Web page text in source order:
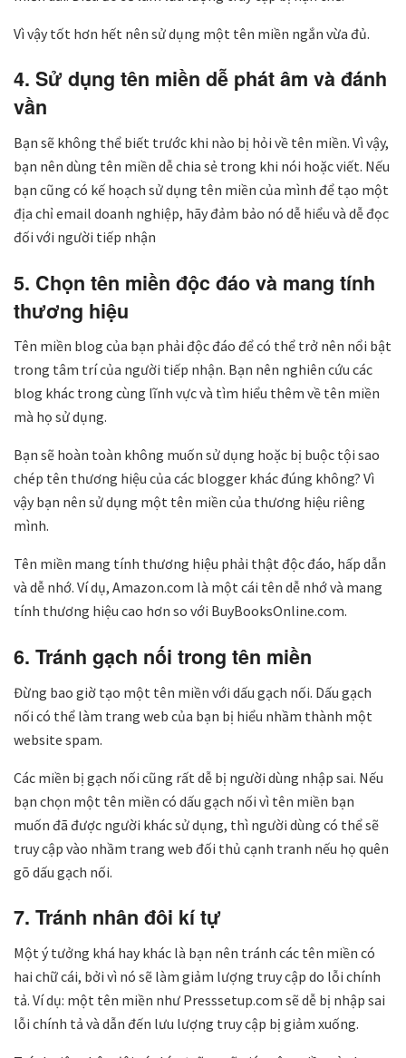
Vì vậy tốt hơn hết nên sử dụng một tên miền ngắn vừa đủ.
4. Sử dụng tên miền dễ phát âm và đánh
vần
Bạn sẽ không thể biết trước khi nào bị hỏi về tên miền. Vì vậy,
bạn nên dùng tên miền dễ chia sẻ trong khi nói hoặc viết. Nếu
bạn cũng có kế hoạch sử dụng tên miền của mình để tạo một
địa chỉ email doanh nghiệp, hãy đảm bảo nó dễ hiểu và dễ đọc
đối với người tiếp nhận
5. Chọn tên miền độc đáo và mang tính
thương hiệu
Tên miền blog của bạn phải độc đáo để có thể trở nên nổi bật
trong tâm trí của người tiếp nhận. Bạn nên nghiên cứu các
blog khác trong cùng lĩnh vực và tìm hiểu thêm về tên miền
mà họ sử dụng.
Bạn sẽ hoàn toàn không muốn sử dụng hoặc bị buộc tội sao
chép tên thương hiệu của các blogger khác đúng không? Vì
vậy bạn nên sử dụng một tên miền của thương hiệu riêng
mình.
Tên miền mang tính thương hiệu phải thật độc đáo, hấp dẫn
và dễ nhớ. Ví dụ, Amazon.com là một cái tên dễ nhớ và mang
tính thương hiệu cao hơn so với BuyBooksOnline.com.
6. Tránh gạch nối trong tên miền
Đừng bao giờ tạo một tên miền với dấu gạch nối. Dấu gạch
nối có thể làm trang web của bạn bị hiểu nhầm thành một
website spam.
Các miền bị gạch nối cũng rất dễ bị người dùng nhập sai. Nếu
bạn chọn một tên miền có dấu gạch nối vì tên miền bạn
muốn đã được người khác sử dụng, thì người dùng có thể sẽ
truy cập vào nhầm trang web đối thủ cạnh tranh nếu họ quên
gõ dấu gạch nối.
7. Tránh nhân đôi kí tự
Một ý tưởng khá hay khác là bạn nên tránh các tên miền có
hai chữ cái, bởi vì nó sẽ làm giảm lượng truy cập do lỗi chính
tả. Ví dụ: một tên miền như Presssetup.com sẽ dễ bị nhập sai
lỗi chính tả và dẫn đến lưu lượng truy cập bị giảm xuống.